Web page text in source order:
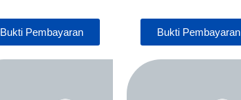
Bukti Pembayaran Bukti Pembayaran